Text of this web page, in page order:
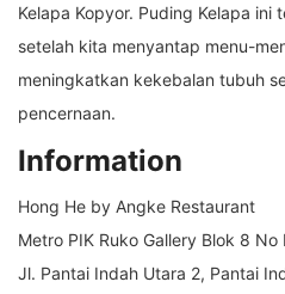
Kelapa Kopyor. Puding Kelapa ini
setelah kita menyantap menu-
meningkatkan kekebalan tubuh
pencernaan.
Information
Hong He by Angke Restaurant
Metro PIK Ruko Gallery Blok 8 No
Jl. Pantai Indah Utara 2, Pantai